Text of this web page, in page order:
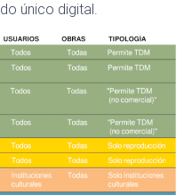
único digital.